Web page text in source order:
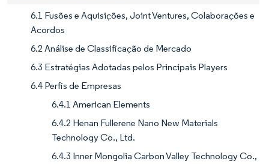
6.1 Fusões e Aquisições, Joint Ventures, Colaborações e
Acordos
6.2 Análise de Classificação de Mercado
6.3 Estratégias Adotadas pelos Principais Players
6.4 Perfis de Empresas
6.4.1 American Elements
6.4.2 Henan Fullerene Nano New Materials
Technology Co., Ltd.
6.4.3 Inner Mongolia Carbon Valley Technology Co.,